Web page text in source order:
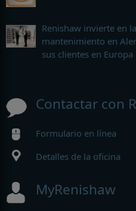
Renishaw invierte en
mantenimiento en
sus clientes en Europa
Contactar con
Formulario en línea
Detalles de la oficina
MyRenishaw